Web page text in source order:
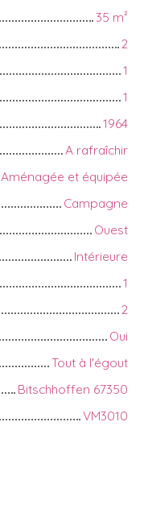
35 m²
2
1
1
1964
A rafraîchir
Aménagée et équipée
Campagne
Ouest
Intérieure
1
2
Oui
Tout à l'égout
Bitschhoffen 67350
VM3010